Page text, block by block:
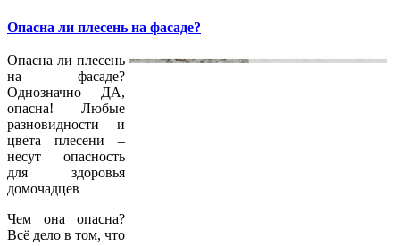
Опасна ли плесень на фасаде?
Опасна ли плесень
на фасаде?
Однозначно ДА,
опасна! Любые
разновидности и
цвета плесени –
несут опасность
для здоровья
домочадцев
Чем она опасна?
Всё дело в том, что